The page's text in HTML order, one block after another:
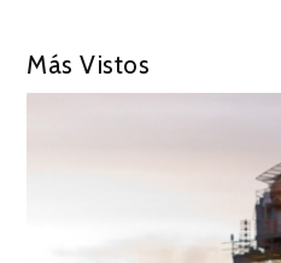
Más Vistos